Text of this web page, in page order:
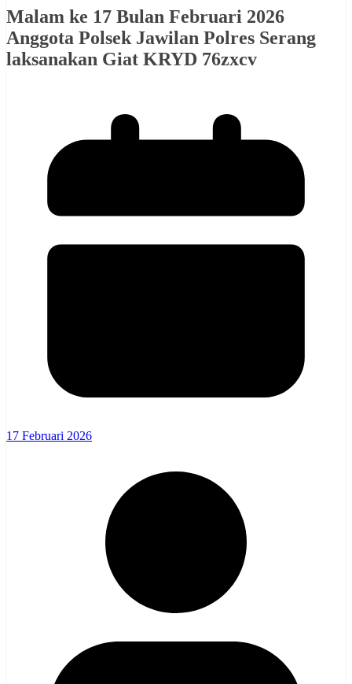
Malam ke 17 Bulan Februari 2026
Anggota Polsek Jawilan Polres Serang
laksanakan Giat KRYD 76zxcv
17 Februari 2026